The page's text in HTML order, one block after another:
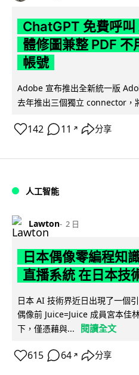
ChatGPT 免費呼
體修圖兼整 PDF 不
帳號
Adobe 宣布推出全新統一版
去年推出三個獨立 connector，
142 11 ↗ 分享
人工智能
Lawton 2 日
日本偶像零編程知
直播系統 在日本技
日本 AI 技術界近日出現了一個
偶像前 Juice=Juice 成員宮本佳
下，僅憑藉與...
閱讀全文
615 64 ↗ 分享